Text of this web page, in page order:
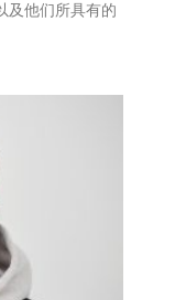
及他们所具有的